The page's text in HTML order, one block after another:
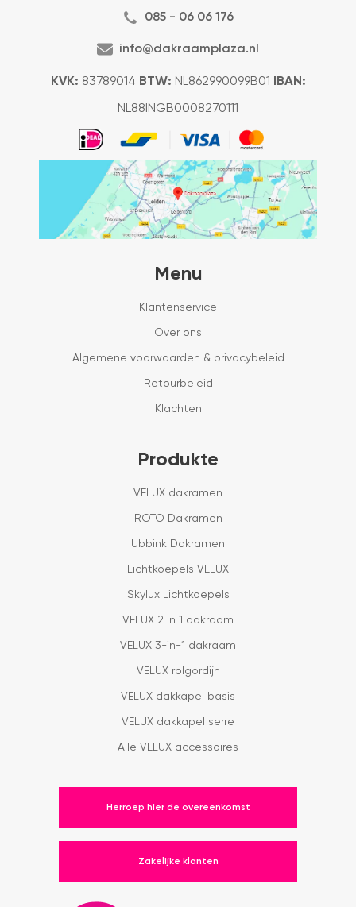
085 - 06 06 176
info@dakraamplaza.nl
KVK: 83789014 BTW: NL862990099B01 IBAN:
NL88INGB0008270111
Menu
Klantenservice
Over ons
Algemene voorwaarden & privacybeleid
Retourbeleid
Klachten
Produkte
VELUX dakramen
ROTO Dakramen
Ubbink Dakramen
Lichtkoepels VELUX
Skylux Lichtkoepels
VELUX 2 in 1 dakraam
VELUX 3-in-1 dakraam
VELUX rolgordijn
VELUX dakkapel basis
VELUX dakkapel serre
Alle VELUX accessoires
Herroep hier de overeenkomst
Zakelijke klanten